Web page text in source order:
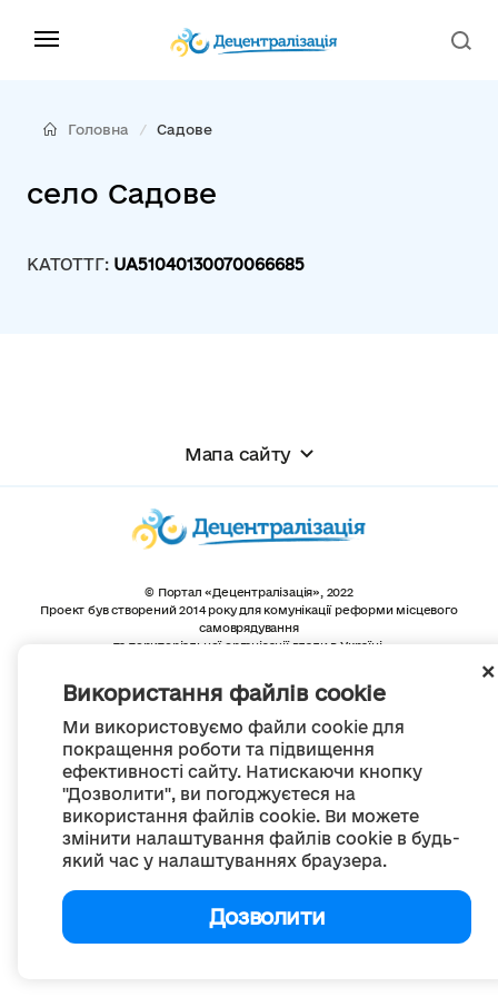
Використання файлів cookie
Ми використовуємо файли cookie для
покращення роботи та підвищення
ефективності сайту. Натискаючи кнопку
"Дозволити", ви погоджуєтеся на
використання файлів cookie. Ви можете
змінити налаштування файлів cookie в будь-
який час у налаштуваннях браузера.
Дозволити
Головна Садове
село Садове
КАТОТТГ: UA51040130070066685
Мапа сайту
© Портал «Децентралізація», 2022
Проект був створений 2014 року для комунікації реформи місцевого
самоврядування
та територіальної організації влади в Україні.
Весь контент доступний за ліцензією
Creative Commons Attribution 4.0 International license,
якщо не зазначено інше